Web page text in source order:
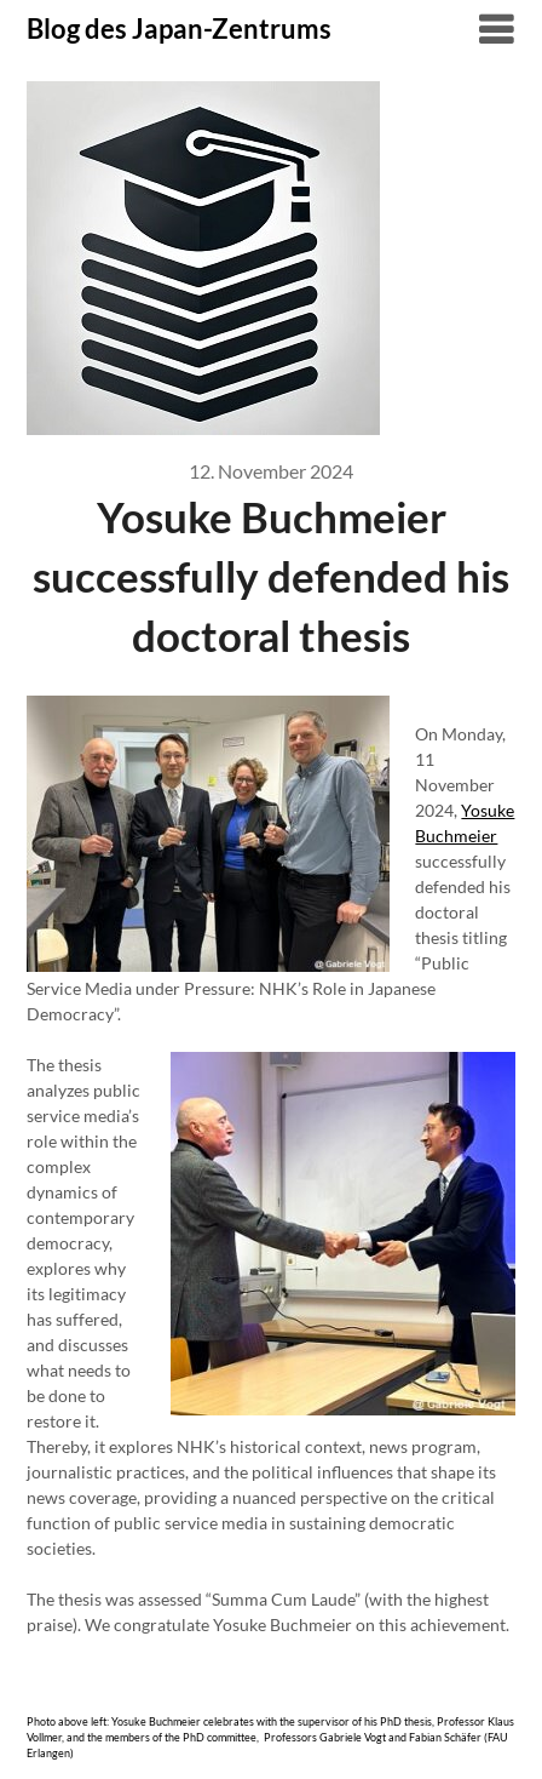
Skip
content
Blog des Japan-Zentrums
12. November 2024
Yosuke Buchmeier
successfully defended his
doctoral thesis
On Monday,
11
November
2024,Yosuke
Buchmeier
successfully
defended his
doctoral
thesis titling
“Public
Service Media under Pressure: NHK’s Role in Japanese
Democracy”.
The thesis
analyzes public
service media’s
role within the
complex
dynamics of
contemporary
democracy,
explores why
its legitimacy
has suffered,
and discusses
what needs to
be done to
restore it.
Thereby, it explores NHK’s historical context, news program,
journalistic practices, and the political influences that shape its
news coverage, providing a nuanced perspective on the critical
function of public service media in sustaining democratic
societies.
The thesis was assessed “Summa Cum Laude” (with the highest
praise). We congratulate Yosuke Buchmeier on this achievement.
Photo above left: Yosuke Buchmeier celebrates with the supervisor of his PhD thesis, Professor Klaus
Vollmer, and the members of the PhD committee, Professors Gabriele Vogt and Fabian Schäfer (FAU
Erlangen)